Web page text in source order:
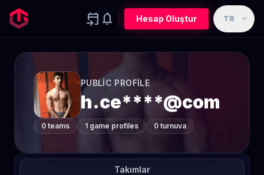
event_upcoming notifications Hesap Oluştur TR expand_more
PUBLIC PROFILE
h.ce****@com
0 teams 1 game profiles 0 turnuva
Takımlar